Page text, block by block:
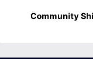
Community